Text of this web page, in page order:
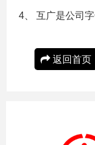
4、 互广是公司
返回首页